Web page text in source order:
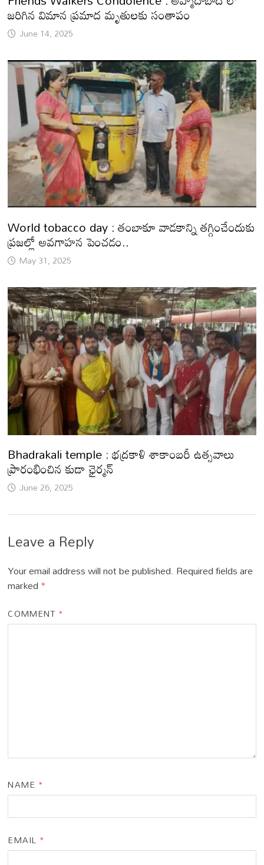
జరిగిన విమాన ప్రమాద మృతులకు సంతాపం
June 14, 2025
World tobacco day : తంబాకూ వాడకాన్ని తగ్గించేందుకు
ప్రజల్లో అవగాహన పెంచడం..
May 31, 2025
Bhadrakali temple : భద్రకాళి శాకాంబరీ ఉత్సవాలు
ప్రారంభించిన కుడా ఛైర్మన్
June 26, 2025
Leave a Reply
Your email address will not be published. Required fields are
marked*
COMMENT *
NAME *
EMAIL *